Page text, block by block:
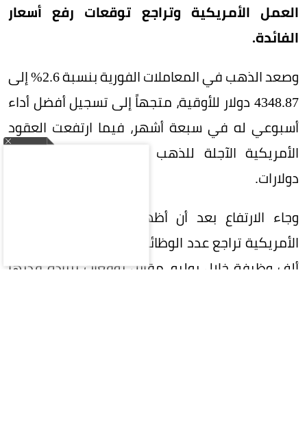
العمل الأمريكية وتراجع توقعات رفع أسعار
الفائدة.
وصعد الذهب في المعاملات الفورية بنسبة 2.6% إلى
4348.87 دولار للأوقية، متجهاً إلى تسجيل أفضل أداء
أسبوعي له في سبعة أشهر، فيما ارتفعت العقود
الأمريكية الآجلة للذهب بنسبة 2.5% إلى 4408
دولارات.
وجاء الارتفاع بعد أن أظهرت بيانات وزارة العمل
ألف وظيفة خلال يوليو، مقابل توقعات بزيادة قدرها